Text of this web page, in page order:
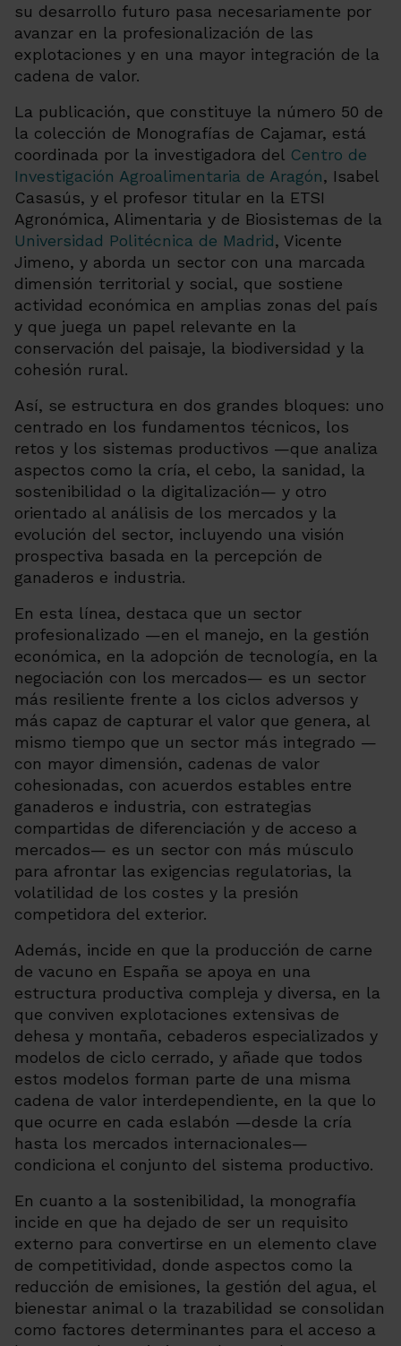
su desarrollo futuro pasa necesariamente por
avanzar en la profesionalización de las
explotaciones y en una mayor integración de la
cadena de valor.
La publicación, que constituye la número 50 de
la colección de Monografías de Cajamar, está
coordinada por la investigadora del Centro de
Investigación Agroalimentaria de Aragón, Isabel
Casasús, y el profesor titular en la ETSI
Agronómica, Alimentaria y de Biosistemas de la
Universidad Politécnica de Madrid, Vicente
Jimeno, y aborda un sector con una marcada
dimensión territorial y social, que sostiene
actividad económica en amplias zonas del país
y que juega un papel relevante en la
conservación del paisaje, la biodiversidad y la
cohesión rural.
Así, se estructura en dos grandes bloques: uno
centrado en los fundamentos técnicos, los
retos y los sistemas productivos —que analiza
aspectos como la cría, el cebo, la sanidad, la
sostenibilidad o la digitalización— y otro
orientado al análisis de los mercados y la
evolución del sector, incluyendo una visión
prospectiva basada en la percepción de
ganaderos e industria.
En esta línea, destaca que un sector
profesionalizado —en el manejo, en la gestión
económica, en la adopción de tecnología, en la
negociación con los mercados— es un sector
más resiliente frente a los ciclos adversos y
más capaz de capturar el valor que genera, al
mismo tiempo que un sector más integrado —
con mayor dimensión, cadenas de valor
cohesionadas, con acuerdos estables entre
ganaderos e industria, con estrategias
compartidas de diferenciación y de acceso a
mercados— es un sector con más músculo
para afrontar las exigencias regulatorias, la
volatilidad de los costes y la presión
competidora del exterior.
Además, incide en que la producción de carne
de vacuno en España se apoya en una
estructura productiva compleja y diversa, en la
que conviven explotaciones extensivas de
dehesa y montaña, cebaderos especializados y
modelos de ciclo cerrado, y añade que todos
estos modelos forman parte de una misma
cadena de valor interdependiente, en la que lo
que ocurre en cada eslabón —desde la cría
hasta los mercados internacionales—
condiciona el conjunto del sistema productivo.
En cuanto a la sostenibilidad, la monografía
incide en que ha dejado de ser un requisito
externo para convertirse en un elemento clave
de competitividad, donde aspectos como la
reducción de emisiones, la gestión del agua, el
bienestar animal o la trazabilidad se consolidan
como factores determinantes para el acceso a